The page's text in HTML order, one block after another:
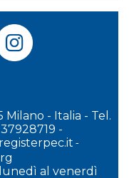
Milano - Italia - Tel.
-
-
lunedì al venerdì